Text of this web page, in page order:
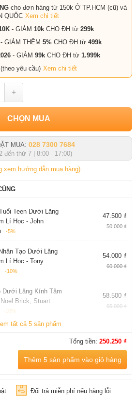
cho đơn hàng từ 150k Ở TP.HCM (cũ) và
QUỐC Xem chi tiết
- GIẢM 10k CHO ĐH từ 299k
- GIẢM THÊM 5% CHO ĐH từ 499k
- GIẢM 99k CHO ĐH từ 1.999k
(theo yêu cầu) Xem chi tiết
+
CHỌN MUA
MUA: 028 7300 7684
đến thứ 7 | 8:00 - 17:00)
xem hướng dẫn mua hàng)
Teen Dưới Lăng
Lí Học - John
-5%
47.500 ₫
50.000 ₫
Tạo Dưới Lăng
Lí Học - Tony
-10%
54.000 ₫
60.000 ₫
Dưới Lăng Kính Tâm
Brick, Stuart
-10%
58.500 ₫
65.000 ₫
tất cả 5 sản phẩm
Tổng tiền: 250.250 ₫
Thêm 5 sản phẩm vào giỏ hàng
Đổi trả miễn phí nếu hàng lỗi